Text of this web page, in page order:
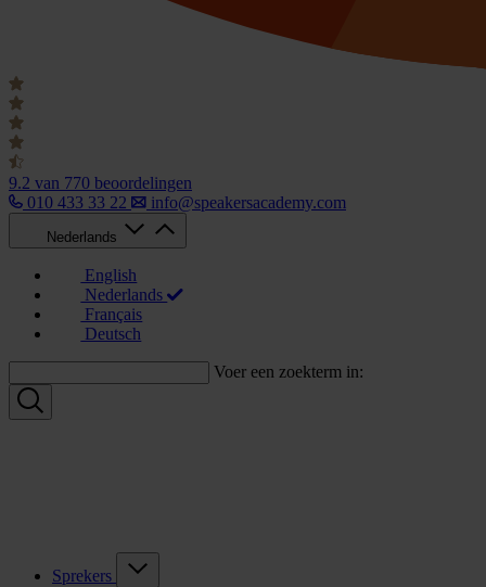
9.2 van 770 beoordelingen
010 433 33 22
info@speakersacademy.com
Nederlands
English
Nederlands
Français
Deutsch
Voer een zoekterm in:
Sprekers